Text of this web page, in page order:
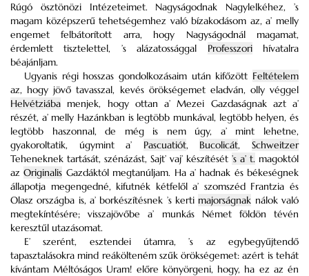
Rúgó ösztönözi Intézeteimet. Nagyságodnak Nagylelkéhez, ’s
magam középszerű tehetségemhez való bízakodásom az, a’ melly
engemet felbátorított arra, hogy Nagyságodnál magamat,
érdemlett tisztelettel, ’s alázatossággal Professzorihívatalra
béajánljam.
Ugyanis régi hosszas gondolkozásaim után kifőzött Feltételem
az, hogy jövő tavasszal, kevés örökségemet eladván, olly véggel
Helvétziába menjek, hogy ottan a’ Mezei Gazdaságnak azt a’
részét, a’ melly Hazánkban is legtöbb munkával, legtöbb helyen, és
legtöbb haszonnal, de még is nem úgy, a’ mint lehetne,
gyakoroltatik, úgymint a’ Pascuatiót, Bucolicát,Schweitzer
Teheneknek tartását, szénázást, Sajt’ vaj’ készítését ’s a’ t. magoktól
azOriginalis Gazdáktól megtanúljam. Ha a’ hadnak és békeségnek
állapotja megengedné, kifutnék kétfelől a’ szomszéd Frantzia és
Olasz országba is, a’ borkészítésnek ’s kerti majorságnak nálok való
megtekíntésére; visszajövőbe a’ munkás Német földön tévén
keresztűl utazásomat.
E’ szerént, esztendei útamra, ’s az egybegyűjtendő
tapasztalásokra mind reákölteném szűk örökségemet: azért is tehát
kívántam Méltóságos Uram! előre könyörgeni, hogy, ha ez az én